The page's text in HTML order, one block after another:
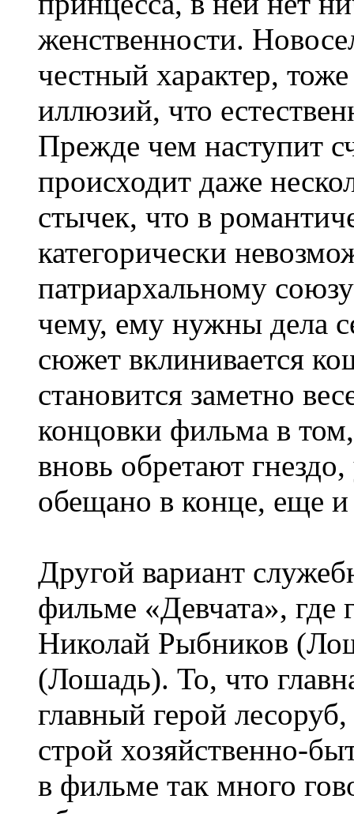
женственности.
честный характер,
иллюзий, что
Прежде чем наступит
происходит даже
стычек, что в
категорически
патриархальному
чему, ему нужны дела
сюжет вклинивается
становится заметно
концовки фильма в
вновь обретают
обещано в конце, еще и
Другой вариант
фильме «Девчата», где
Николай Рыбников
(Лошадь). То, что
главный герой
строй хозяйственно-
в фильме так много